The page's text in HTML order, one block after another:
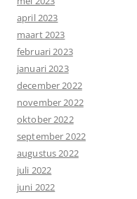
april 2023
maart 2023
februari 2023
januari 2023
december 2022
november 2022
oktober 2022
september 2022
augustus 2022
juli 2022
juni 2022